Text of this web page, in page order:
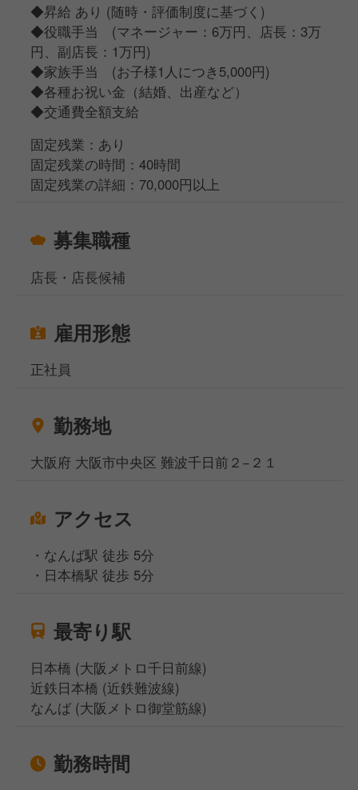
◆昇給 あり (随時・評価制度に基づく)
◆役職手当 (マネージャー：6万円、店長：3万
円、副店長：1万円)
◆家族手当 (お子様1人につき5,000円)
◆各種お祝い金（結婚、出産など）
◆交通費全額支給
固定残業：あり
固定残業の時間：40時間
固定残業の詳細：70,000円以上
募集職種
店長・店長候補
雇用形態
正社員
勤務地
大阪府 大阪市中央区 難波千日前２−２１
アクセス
・なんば駅 徒歩 5分
・日本橋駅 徒歩 5分
最寄り駅
日本橋 (大阪メトロ千日前線)
近鉄日本橋 (近鉄難波線)
なんば (大阪メトロ御堂筋線)
勤務時間